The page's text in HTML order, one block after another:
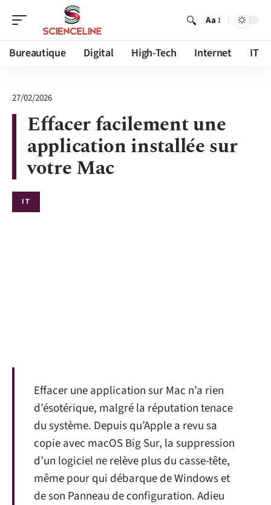
Aa
Bureautique Digital High-Tech Internet IT
27/02/2026
Effacer facilement une
application installée sur
votre Mac
IT
Effacer une application sur Mac n’a rien
d’ésotérique, malgré la réputation tenace
du système. Depuis qu’Apple a revu sa
copie avec macOS Big Sur, la suppression
d’un logiciel ne relève plus du casse-tête,
même pour qui débarque de Windows et
de son Panneau de configuration. Adieu